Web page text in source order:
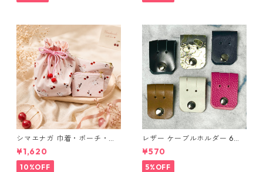
シマエナガ 巾着・ポーチ・ミ
ニポーチ(カード収納にも) ３
点セット さくらんぼ柄×淡いピ
ンク
¥1,620
10%OFF
レザー ケーブルホルダー 6個
セット
¥570
5%OFF